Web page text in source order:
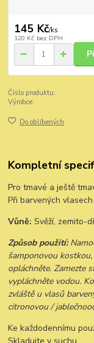
145 Kč/ks
120 Kč bez DPH
Číslo produktu:
Výrobce:
Do oblíbených
Kompletní
Pro tmavé a ještě
Při barvených
Vůně:Svěží, zemito-
Způsob použití:
šamponovou
opláchněte. Zamezte
vypláchněte vodou.
zvláště u vlasů
citronovou /
Ke každodennímu
Skladujte v suchu.